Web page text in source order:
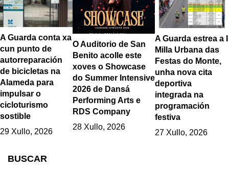
A Guarda conta xa
cun punto de
autorreparación
de bicicletas na
Alameda para
impulsar o
cicloturismo
sostible
29 Xullo, 2026
O Auditorio de San
Benito acolle este
xoves o Showcase
do Summer Intensive
2026 de Dansá
Performing Arts e
RDS Company
28 Xullo, 2026
A Guarda estrea a I
Milla Urbana das
Festas do Monte,
unha nova cita
deportiva
integrada na
programación
festiva
27 Xullo, 2026
BUSCAR